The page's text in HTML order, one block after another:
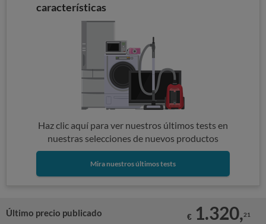
características
Haz clic aquí para ver nuestros últimos tests en
nuestras selecciones de nuevos productos
Mira nuestros últimos tests
Último precio publicado € 1.320,21